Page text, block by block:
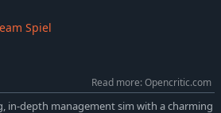
ist jedes Besatzungsmitglied
Spiel
Read more: Opencritic.com
in-depth management sim with a charming